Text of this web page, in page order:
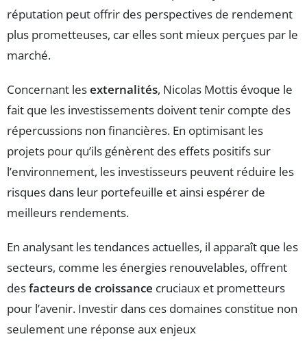
réputation peut offrir des perspectives de rendement
plus prometteuses, car elles sont mieux perçues par le
marché.
Concernant lesexternalités, Nicolas Mottis évoque le
fait que les investissements doivent tenir compte des
répercussions non financières. En optimisant les
projets pour qu’ils génèrent des effets positifs sur
l’environnement, les investisseurs peuvent réduire les
risques dans leur portefeuille et ainsi espérer de
meilleurs rendements.
En analysant les tendances actuelles, il apparaît que les
secteurs, comme les énergies renouvelables, offrent
desfacteurs de croissance cruciaux et prometteurs
pour l’avenir. Investir dans ces domaines constitue non
seulement une réponse aux enjeux